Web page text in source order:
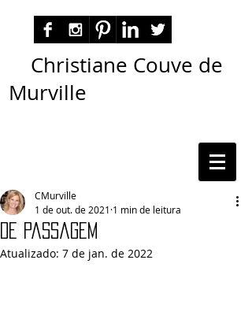
Christiane Couve de
Murville
De Passagem
CMurville
1 de out. de 2021 1 min de leitura
Atualizado: 7 de jan. de 2022